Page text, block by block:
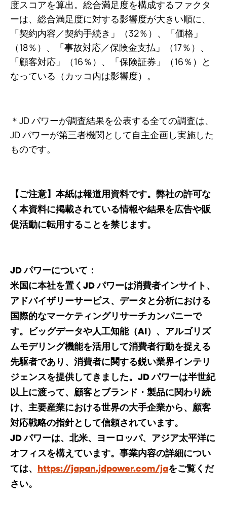
度スコアを算出。総合満足度を構成するファクタ
ーは、総合満足度に対する影響度が大きい順に、
「契約内容／契約手続き」（32％）、「価格」
（18％）、「事故対応／保険金支払」（17％）、
「顧客対応」（16％）、「保険証券」（16％）と
なっている（カッコ内は影響度）。
＊JD パワーが調査結果を公表する全ての調査は、
JD パワーが第三者機関として自主企画し実施した
ものです。
【ご注意】本紙は報道用資料です。弊社の許可な
く本資料に掲載されている情報や結果を広告や販
促活動に転用することを禁じます。
JD パワーについて：
米国に本社を置くJD パワーは消費者インサイト、
アドバイザリーサービス、データと分析における
国際的なマーケティングリサーチカンパニーで
す。ビッグデータや人工知能（AI）、アルゴリズ
ムモデリング機能を活用して消費者行動を捉える
先駆者であり、消費者に関する鋭い業界インテリ
ジェンスを提供してきました。JD パワーは半世紀
以上に渡って、顧客とブランド・製品に関わり続
け、主要産業における世界の大手企業から、顧客
対応戦略の指針として信頼されています。
JD パワーは、北米、ヨーロッパ、アジア太平洋に
オフィスを構えています。事業内容の詳細につい
ては、
https://japan.jdpower.com/jaをご覧くだ
さい。